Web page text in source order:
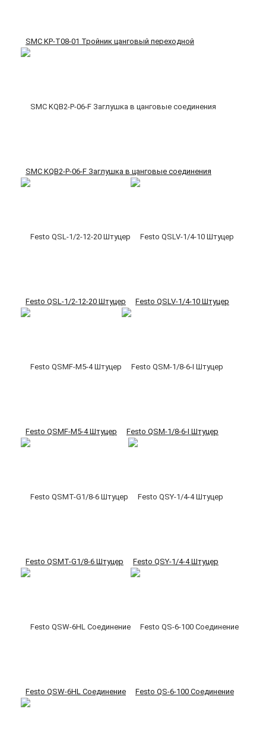
SMC KP-T08-01 Тройник цанговый переходной
SMC KQB2-P-06-F Заглушка в цанговые соединения
Festo QSL-1/2-12-20 Штуцер Festo QSLV-1/4-10 Штуцер
Festo QSMF-M5-4 Штуцер Festo QSM-1/8-6-I Штуцер
Festo QSMT-G1/8-6 Штуцер Festo QSY-1/4-4 Штуцер
Festo QSW-6HL Соединение Festo QS-6-100 Соединение